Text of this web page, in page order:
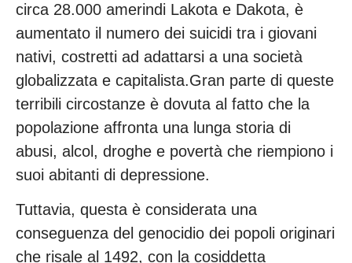
circa 28.000 amerindi Lakota e Dakota, è
aumentato il numero dei suicidi tra i giovani
nativi, costretti ad adattarsi a una società
globalizzata e capitalista.Gran parte di queste
terribili circostanze è dovuta al fatto che la
popolazione affronta una lunga storia di
abusi, alcol, droghe e povertà che riempiono i
suoi abitanti di depressione.
Tuttavia, questa è considerata una
conseguenza del genocidio dei popoli originari
che risale al 1492, con la cosiddetta